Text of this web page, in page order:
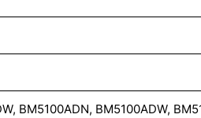
BM5100ADN, BM5100ADW,